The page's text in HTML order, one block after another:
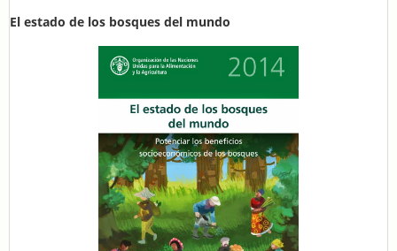
El estado de los bosques del mundo